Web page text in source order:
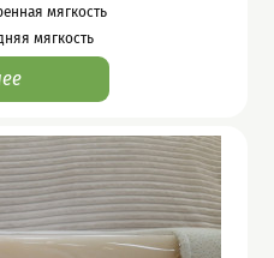
мягкость
мягкость